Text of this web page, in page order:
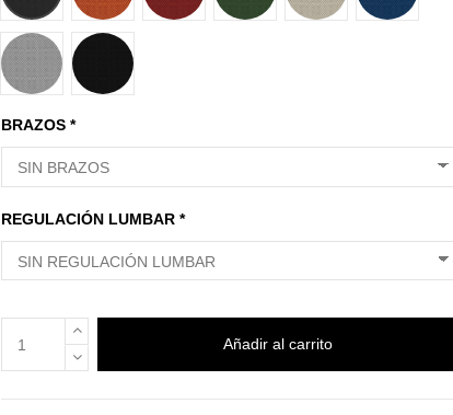
96156 96001
BRAZOS *
REGULACIÓN LUMBAR *
Añadir al carrito